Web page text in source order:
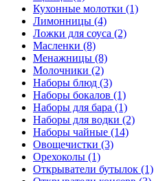
Кухонные молотки (1)
Лимонницы (4)
Ложки для соуса (2)
Масленки (8)
Менажницы (8)
Молочники (2)
Наборы блюд (3)
Наборы бокалов (1)
Наборы для бара (1)
Наборы для водки (2)
Наборы чайные (14)
Овощечистки (3)
Орехоколы (1)
Открыватели бутылок (1)